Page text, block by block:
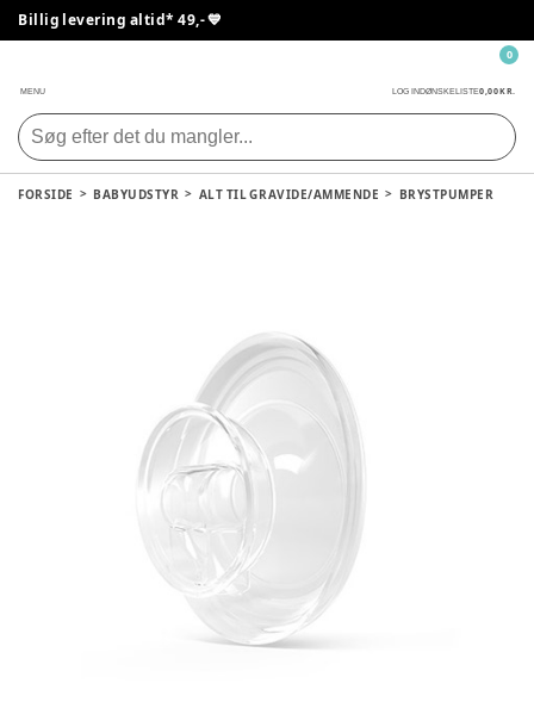
Billig levering altid* 49,- 💙
MENU LOG INDØNSKELISTE0,00 KR.
0
FORSIDE BABYUDSTYR ALT TIL GRAVIDE/AMMENDE BRYSTPUMPER